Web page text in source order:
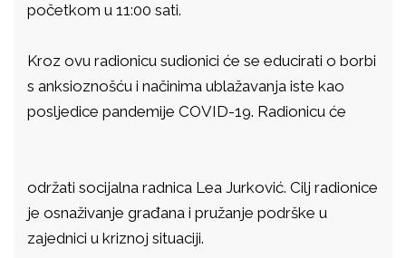
početkom u 11:00 sati.
Kroz ovu radionicu sudionici će se educirati o borbi
s anksioznošću i načinima ublažavanja iste kao
posljedice pandemije COVID-19. Radionicu će
održati socijalna radnica Lea Jurković. Cilj radionice
je osnaživanje građana i pružanje podrške u
zajednici u kriznoj situaciji.